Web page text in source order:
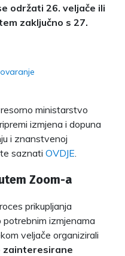
održati 26. veljače ili
zaključno s 27.
ministarstvo
izmjena i dopuna
i znanstvenoj
saznati OVDJE
Zoom-a
prikupljanja
izmjenama
veljače organizirali
zainteresirane